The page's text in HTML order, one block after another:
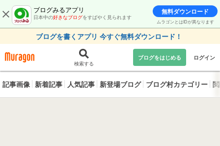
ブログみるアプリ
日本中の好きなブログをすばやく見られます
無料ダウンロード
ムラゴンとはIDが異なります
ブログを書くアプリ 今すぐ無料ダウンロード！
検索する
ブログをはじめる ログイン
記事画像 新着記事 人気記事 新登場ブログ ブログ村カテゴリー